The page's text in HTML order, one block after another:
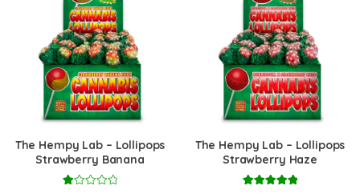
The Hempy Lab – Lollipops
Strawberry Banana
The Hempy Lab – Lollipops
Strawberry Haze